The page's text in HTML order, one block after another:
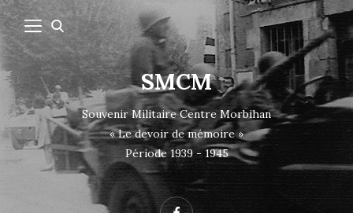
SMCM
Souvenir Militaire Centre Morbihan
« Le devoir de mémoire »
Période 1939 - 1945